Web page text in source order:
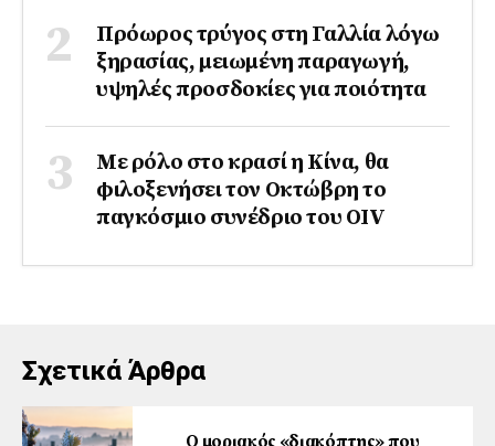
Πρόωρος τρύγος στη Γαλλία λόγω
ξηρασίας, μειωμένη παραγωγή,
υψηλές προσδοκίες για ποιότητα
Με ρόλο στο κρασί η Κίνα, θα
φιλοξενήσει τον Οκτώβρη το
παγκόσμιο συνέδριο του ΟΙV
Σχετικά Άρθρα
Ο μοριακός «διακόπτης» που